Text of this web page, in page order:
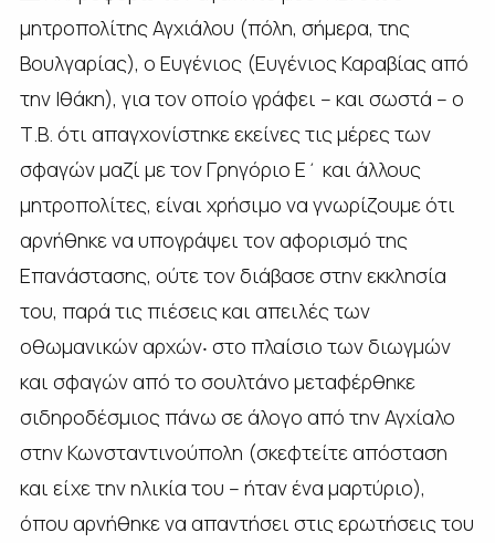
μητροπολίτης Αγχιάλου (πόλη, σήμερα, της
Βουλγαρίας), ο Ευγένιος (Ευγένιος Καραβίας από
την Ιθάκη), για τον οποίο γράφει – και σωστά – ο
Τ.Β. ότι απαγχονίστηκε εκείνες τις μέρες των
σφαγών μαζί με τον Γρηγόριο Ε΄ και άλλους
μητροπολίτες, είναι χρήσιμο να γνωρίζουμε ότι
αρνήθηκε να υπογράψει τον αφορισμό της
Επανάστασης, ούτε τον διάβασε στην εκκλησία
του, παρά τις πιέσεις και απειλές των
οθωμανικών αρχών‧ στο πλαίσιο των διωγμών
και σφαγών από το σουλτάνο μεταφέρθηκε
σιδηροδέσμιος πάνω σε άλογο από την Αγχίαλο
στην Κωνσταντινούπολη (σκεφτείτε απόσταση
και είχε την ηλικία του – ήταν ένα μαρτύριο),
όπου αρνήθηκε να απαντήσει στις ερωτήσεις του